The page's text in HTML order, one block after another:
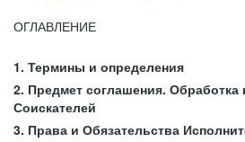
ОГЛАВЛЕНИЕ
1. Термины и определения
2. Предмет соглашения.
Соискателей
3. Права и Обязательства